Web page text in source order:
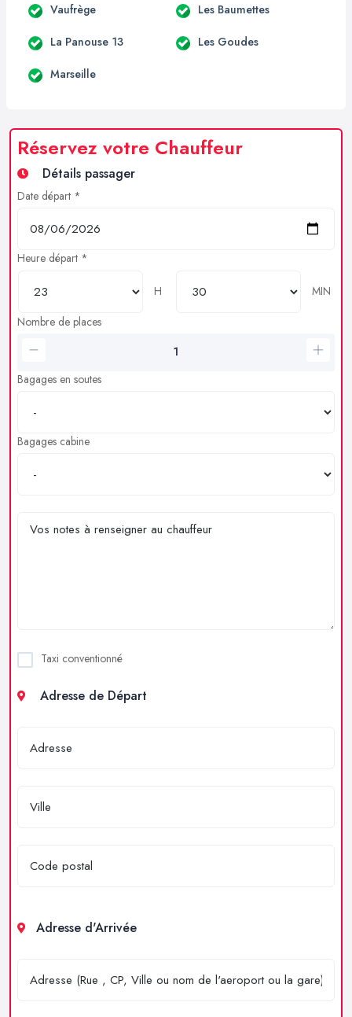
Vaufrège Les Baumettes
La Panouse 13 Les Goudes
Marseille
Réservez votre Chauffeur
Détails passager
Date départ *
Heure départ *
H
MIN
Nombre de places
Bagages en soutes
Bagages cabine
Taxi conventionné
Adresse de Départ
Adresse d'Arrivée